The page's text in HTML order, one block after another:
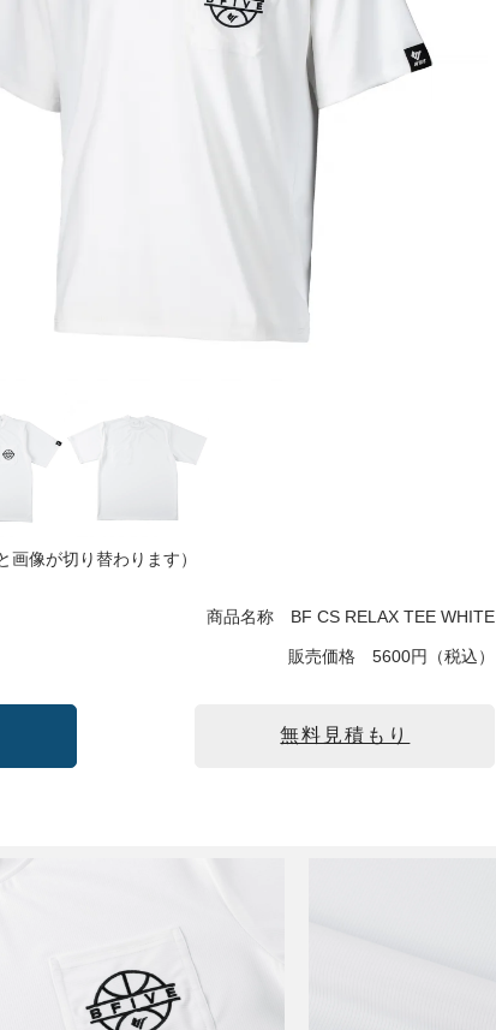
画像が切り替わります）
商品名称 BF CS RELAX TEE WHITE
販売価格 5600円（税込）
無料見積もり